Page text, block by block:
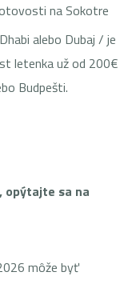
na Sokotre
alebo Dubaj / je
letenka už od 200€
Budpešti.
opýtajte sa na
môže byť